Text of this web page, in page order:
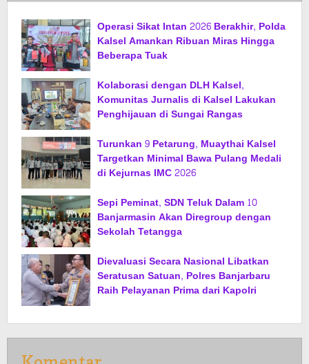
Operasi Sikat Intan 2026 Berakhir, Polda
Kalsel Amankan Ribuan Miras Hingga
Beberapa Tuak
Kolaborasi dengan DLH Kalsel,
Komunitas Jurnalis di Kalsel Lakukan
Penghijauan di Sungai Rangas
Turunkan 9 Petarung, Muaythai Kalsel
Targetkan Minimal Bawa Pulang Medali
di Kejurnas IMC 2026
Sepi Peminat, SDN Teluk Dalam 10
Banjarmasin Akan Diregroup dengan
Sekolah Tetangga
Dievaluasi Secara Nasional Libatkan
Seratusan Satuan, Polres Banjarbaru
Raih Pelayanan Prima dari Kapolri